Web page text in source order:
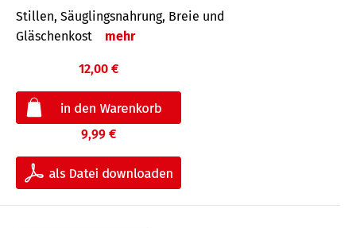
Stillen, Säuglingsnahrung, Breie und
Gläschenkost
mehr
12,00 €
9,99 €